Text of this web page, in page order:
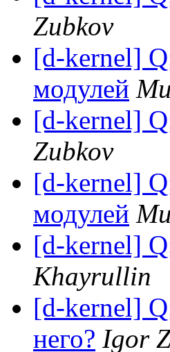
Zubkov
[d-kernel]
модулей
[d-kernel]
Zubkov
[d-kernel]
модулей
[d-kernel]
Khayrullin
[d-kernel]
него? Igor